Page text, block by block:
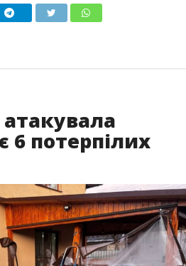
атакувала
6 потерпілих